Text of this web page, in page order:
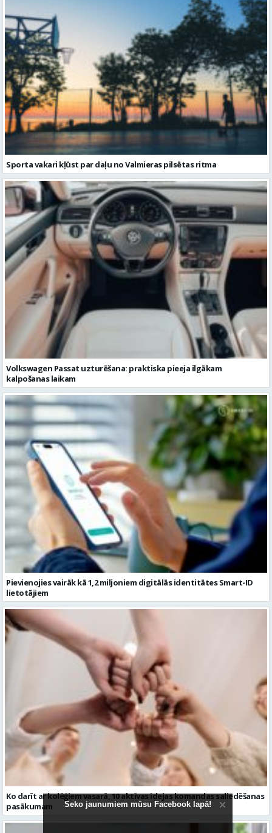
Sporta vakari kļūst par daļu no Valmieras pilsētas ritma
Volkswagen Passat uzturēšana: praktiska pieeja ilgākam
kalpošanas laikam
Pievienojies vairāk kā 1,2 miljoniem digitālās identitātes Smart-ID
lietotājiem
Ko darīt ar kolēģiem vasarā, 10 aktīvas idejas komandas saliedēšanas
pasākumam
Seko jaunumiem mūsu Facebook lapā!